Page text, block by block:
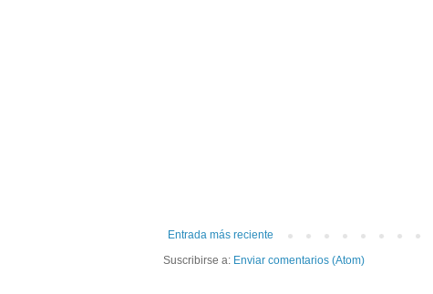
Entrada más reciente
Suscribirse a: Enviar comentarios (Atom)